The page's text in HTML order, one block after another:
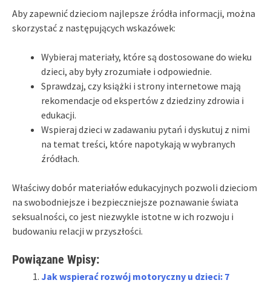
Aby zapewnić dzieciom najlepsze źródła informacji, można
skorzystać z następujących wskazówek:
Wybieraj materiały, które są dostosowane do wieku
dzieci, aby były zrozumiałe i odpowiednie.
Sprawdzaj, czy książki i strony internetowe mają
rekomendacje od ekspertów z dziedziny zdrowia i
edukacji.
Wspieraj dzieci w zadawaniu pytań i dyskutuj z nimi
na temat treści, które napotykają w wybranych
źródłach.
Właściwy dobór materiałów edukacyjnych pozwoli dzieciom
na swobodniejsze i bezpieczniejsze poznawanie świata
seksualności, co jest niezwykle istotne w ich rozwoju i
budowaniu relacji w przyszłości.
Powiązane Wpisy:
Jak wspierać rozwój motoryczny u dzieci: 7